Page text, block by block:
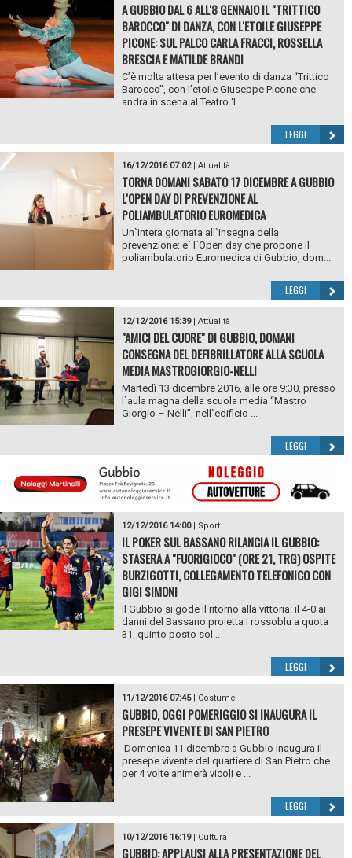
A GUBBIO DAL 6 ALL'8 GENNAIO IL "TRITTICO
BAROCCO" DI DANZA, CON L'ETOILE GIUSEPPE
PICONE: SUL PALCO CARLA FRACCI, ROSSELLA
BRESCIA E MATILDE BRANDI
C’è molta attesa per l’evento di danza “Trittico
Barocco”, con l’etoile Giuseppe Picone che
andrà in scena al Teatro ‘L....
LEGGI
16/12/2016 07:02| Attualità
TORNA DOMANI SABATO 17 DICEMBRE A GUBBIO
L'OPEN DAY DI PREVENZIONE AL
POLIAMBULATORIO EUROMEDICA
Un`intera giornata all`insegna della
prevenzione: e` l`Open day che propone il
poliambulatorio Euromedica di Gubbio, dom...
LEGGI
12/12/2016 15:39| Attualità
"AMICI DEL CUORE" DI GUBBIO, DOMANI
CONSEGNA DEL DEFIBRILLATORE ALLA SCUOLA
MEDIA MASTROGIORGIO-NELLI
Martedì 13 dicembre 2016, alle ore 9:30, presso
l`aula magna della scuola media “Mastro
Giorgio – Nelli”, nell`edificio ...
LEGGI
12/12/2016 14:00| Sport
IL POKER SUL BASSANO RILANCIA IL GUBBIO:
STASERA A "FUORIGIOCO" (ORE 21, TRG) OSPITE
BURZIGOTTI, COLLEGAMENTO TELEFONICO CON
GIGI SIMONI
Il Gubbio si gode il ritorno alla vittoria: il 4-0 ai
danni del Bassano proietta i rossoblu a quota
31, quinto posto sol...
LEGGI
11/12/2016 07:45| Costume
GUBBIO, OGGI POMERIGGIO SI INAUGURA IL
PRESEPE VIVENTE DI SAN PIETRO
Domenica 11 dicembre a Gubbio inaugura il
presepe vivente del quartiere di San Pietro che
per 4 volte animerà vicoli e ...
LEGGI
10/12/2016 16:19| Cultura
GUBBIO: APPLAUSI ALLA PRESENTAZIONE DEL